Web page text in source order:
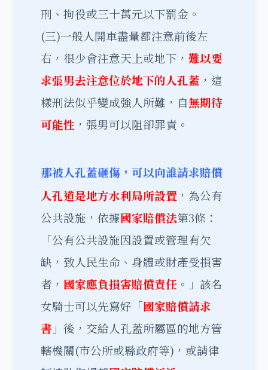
刑、拘役或三十萬元以下罰金。
(三)一般人開車盡量都注意前後左
右，很少會注意天上或地下， 難以要
求張男去注意位於地下的人孔蓋 ，這
樣刑法似乎變成強人所難，自無期待
可能性 ，張男可以阻卻罪責。
那被人孔蓋砸傷，可以向誰請求賠償
人孔道是地方水利局所設置 ，為公有
公共設施，依據國家賠償法第3條：
「公有公共設施因設置或管理有欠
缺，致人民生命、身體或財產受損害
者， 國家應負損害賠償責任 。」該名
女騎士可以先寫好「國家賠償請求
書 」後，交給人孔蓋所屬區的地方管
轄機關(市公所或縣政府等)，或請律